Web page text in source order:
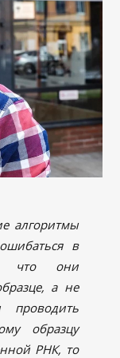
алгоритмы
в
что они
а не
проводить
образцу
РНК, то